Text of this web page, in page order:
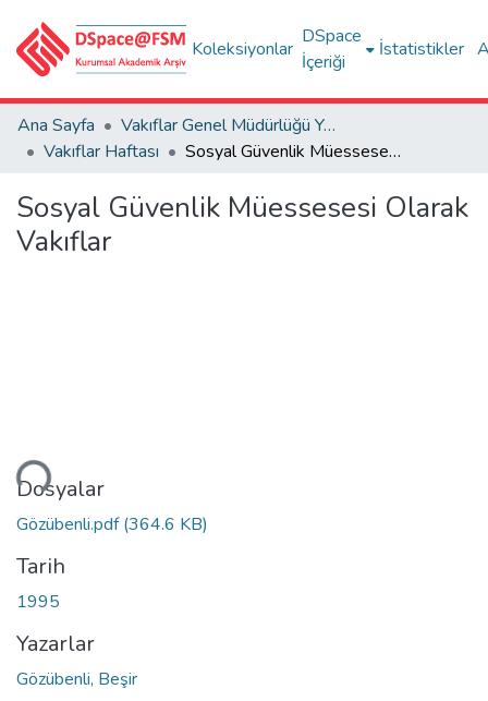
Koleksiyonlar
DSpace
İçeriği
İstatistikler
Ana Sayfa
Vakıflar Genel Müdürlüğü Yayınları
Vakıflar Haftası
Sosyal Güvenlik Müessesesi Olarak Vakıflar
Sosyal Güvenlik Müessesesi Olarak
Vakıflar
Dosyalar
Gözübenli.pdf(364.6 KB)
Tarih
1995
Yazarlar
Gözübenli, Beşir